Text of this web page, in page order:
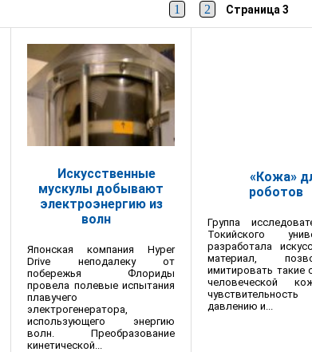
1 2 Страница 3
Искусственные
мускулы добывают
электроэнергию из
волн
Японская компания Hyper
Drive неподалеку от
побережья Флориды
провела полевые испытания
плавучего
электрогенератора,
использующего энергию
волн. Преобразование
кинетической...
«Кожа»
роботов
Группа
Токийского
разработала
материал,
имитировать такие
человеческой
давлению и...